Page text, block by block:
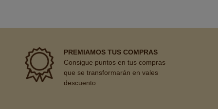
PREMIAMOS TUS COMPRAS
Consigue puntos en tus compras
que se transformarán en vales
descuento